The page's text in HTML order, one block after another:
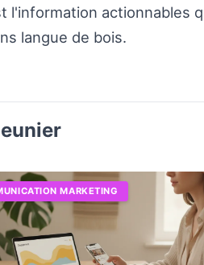
l'information actionnables
langue de bois.
MARKETING